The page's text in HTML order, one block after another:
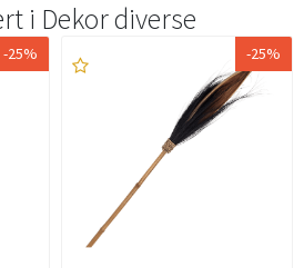
i Dekor diverse
-25% -25%